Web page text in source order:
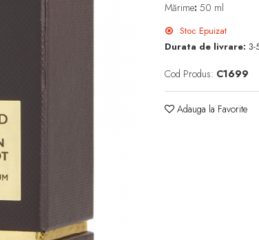
Mărime: 50 ml
Stoc Epuizat
Durata de livrare: 3-
Cod Produs: C1699
Adauga la Favorite